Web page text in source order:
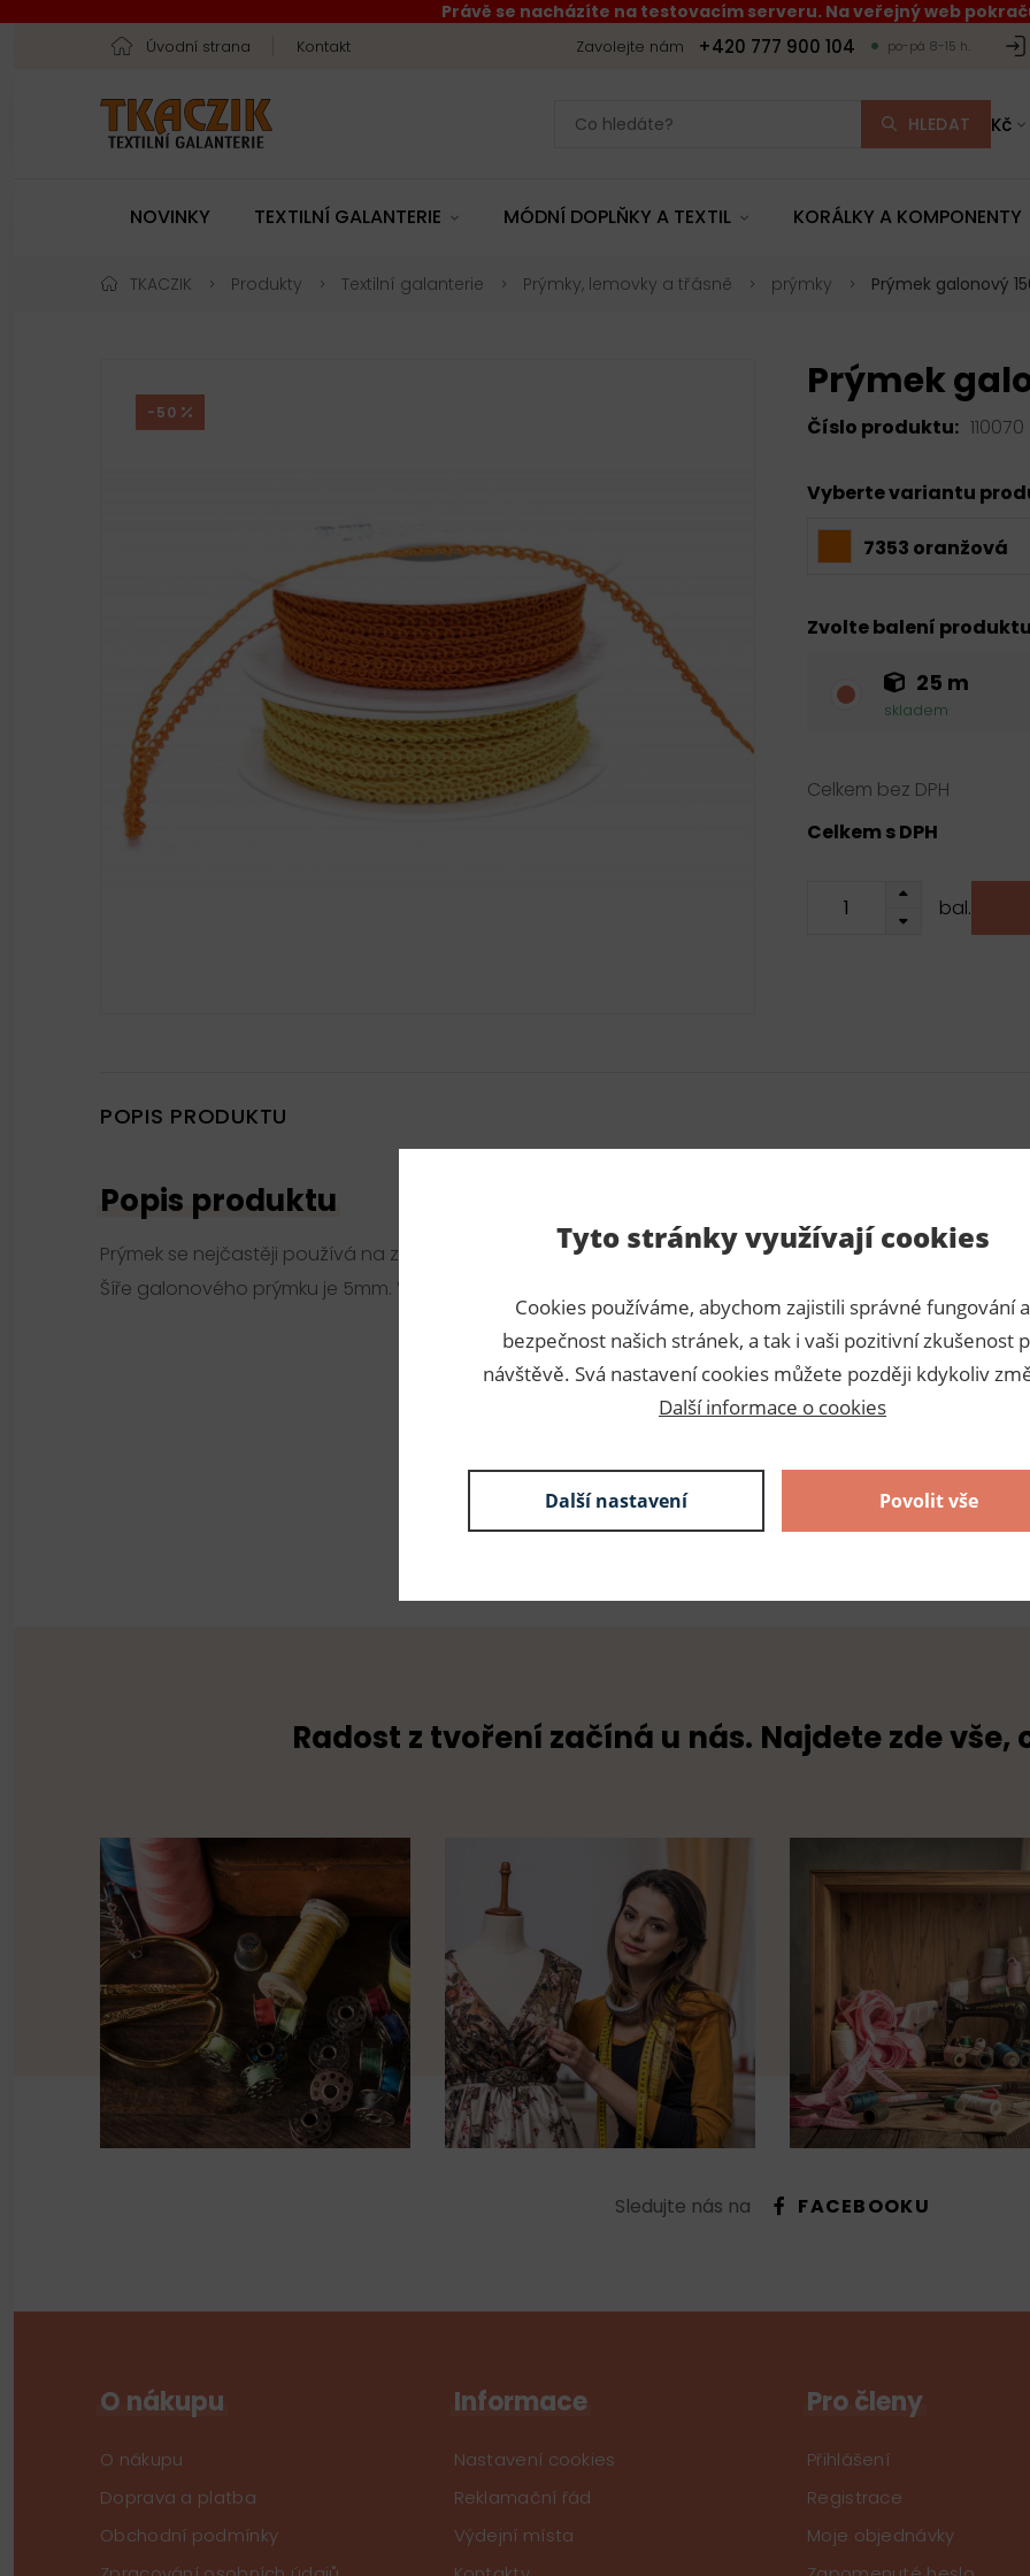
Právě se nacházíte na testovacím serveru. Na veřejný web
Úvodní strana Kontakt Zavolejte nám +420 777 900 104 po-pá 8-15 h.
HLEDAT Kč
NOVINKY TEXTILNÍ GALANTERIE MÓDNÍ DOPLŇKY A TEXTIL KORÁLKY A KOMPONENTY
TKACZIK Produkty Textilní galanterie Prýmky, lemovky a třásně prýmky Prýmek galonový
-50
Prýmek
Číslo produktu: 110070
Vyberte variantu
7353 oranžová
Zvolte balení produktu
25 m
skladem
Celkem bez DPH
Celkem s DPH
bal.
POPIS PRODUKTU
Popis produktu
Prýmek se nejčastěji používá na zdobení oděvů nebo také na ozdobení.
Šíře galonového prýmku je 5mm. V návinu po 25m.
Výrobce
55%
Radost z tvoření začíná u nás. Najdete zde vše,
Sledujte nás na FACEBOOKU
O nákupu
O nákupu
Doprava a platba
Obchodní podmínky
Informace
Nastavení cookies
Reklamační řád
Výdejní místa
Pro členy
Přihlášení
Registrace
Moje objednávky
Tyto stránky využívají cookies
Cookies používáme, abychom zajistili správné fungování a
bezpečnost našich stránek, a tak i vaši pozitivní zkušenost
návštěvě. Svá nastavení cookies můžete později kdykoliv
Další informace o cookies
Další nastavení Povolit vše